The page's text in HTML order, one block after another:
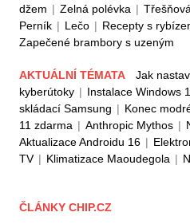
džem | Zelná polévka |
Perník | Lečo | Recepty s
Zapečené brambory s uzeným
AKTUÁLNÍ TÉMATA Jak
kyberútoky | Instalace Windows
skládací Samsung | Konec
11 zdarma | Anthropic Mythos |
Aktualizace Androidu 16 |
TV | Klimatizace Maoudegola |
ČLÁNKY CHIP.CZ